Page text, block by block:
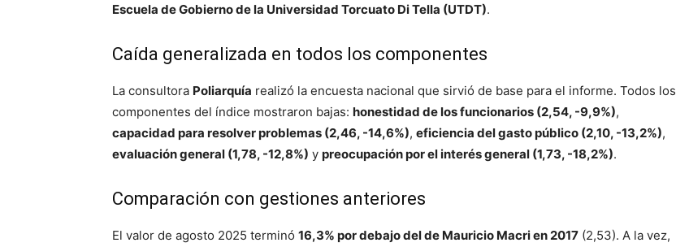
Escuela de Gobierno de la Universidad Torcuato Di Tella (UTDT).
Caída generalizada en todos los componentes
La consultora Poliarquía realizó la encuesta nacional que sirvió de base para el informe. Todos los
componentes del índice mostraron bajas: honestidad de los funcionarios (2,54, -9,9%),
capacidad para resolver problemas (2,46, -14,6%), eficiencia del gasto público (2,10, -13,2%),
evaluación general (1,78, -12,8%) y preocupación por el interés general (1,73, -18,2%).
Comparación con gestiones anteriores
El valor de agosto 2025 terminó 16,3% por debajo del de Mauricio Macri en 2017 (2,53). A la vez,